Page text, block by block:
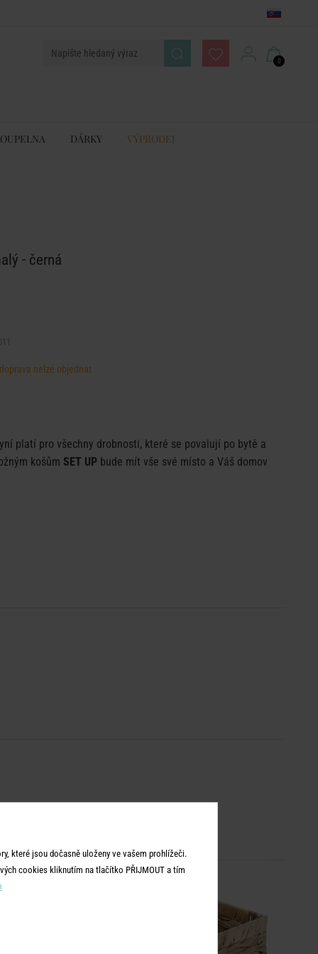
0
DÁRKY VÝPRODEJ
- černá
nelze objednat
platí pro všechny drobnosti, které se povalují po bytě a
košům SET UP bude mít vše své místo a Váš domov
které jsou dočasně uloženy ve vašem prohlížeči.
cookies kliknutím na tlačítko PŘIJMOUT a tím